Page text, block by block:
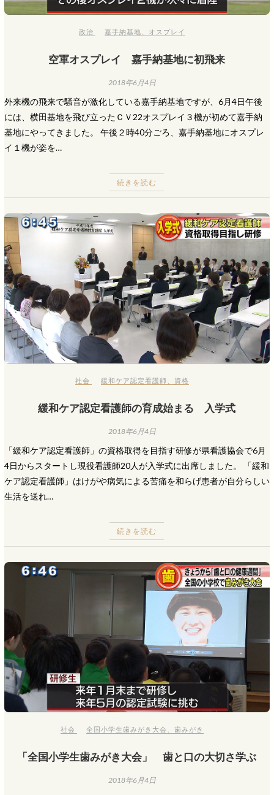
政治 嘉手納基地 オスプレイ
空軍オスプレイ 嘉手納基地に初飛来
2018年6月4日
外来機の飛来で騒音が激化している嘉手納基地ですが、6月4日午後
には、横田基地を飛び立ったＣＶ22オスプレイ３機が初めて嘉手納
基地にやってきました。 午後２時40分ごろ、嘉手納基地にオスプレ
イ１機が姿を…
続きを読む
社会 緩和ケア認定看護師 資格
緩和ケア認定看護師の育成始まる 入学式
2018年6月4日
「緩和ケア認定看護師」の資格取得を目指す研修が県看護協会で6月
4日からスタートし現役看護師20人が入学式に出席しました。 「緩和
ケア認定看護師」はけがや病気による苦痛を和らげ患者が自分らしい
生活を送れ…
続きを読む
社会 全国小学生歯みがき大会 、歯みがき
「全国小学生歯みがき大会」 歯と口の大切さ学ぶ
2018年6月4日